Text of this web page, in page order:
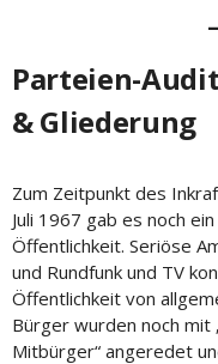
Parteien-
& Gliederung
Zum Zeitpunkt des
Juli 1967 gab es noch
Öffentlichkeit. Seriöse
und Rundfunk und TV
Öffentlichkeit von
Bürger wurden noch mit
Mitbürger“ angeredet